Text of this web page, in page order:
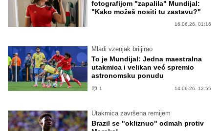
fotografijom "zapalila" Mundijal:
"Kako možeš nositi tu zastavu?"
16.06.26. 01:16
Mladi vzenjak briljirao
To je Mundijal: Jedna maestralna
utakmica i velikan već spremio
astronomsku ponudu
1 14.06.26. 12:55
Utakmica završena remijem
Brazil se "okliznuo" odmah protiv